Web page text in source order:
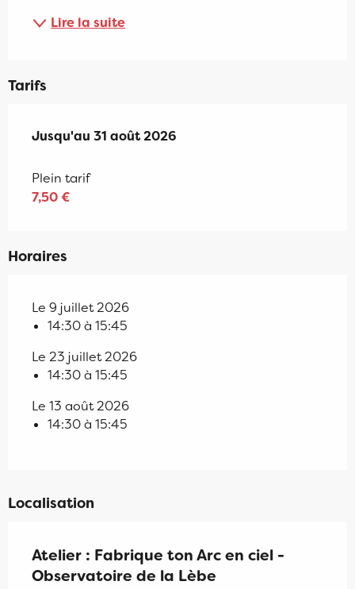
Lire la suite
Tarifs
Du1 juillet 2026au31 août 2026
Jusqu'au 31 août 2026
Plein tarif
7,50 €
Horaires
Le 9 juillet 2026
14:30 à 15:45
Le 23 juillet 2026
14:30 à 15:45
Le 13 août 2026
14:30 à 15:45
Localisation
Atelier : Fabrique ton Arc en ciel -
Observatoire de la Lèbe